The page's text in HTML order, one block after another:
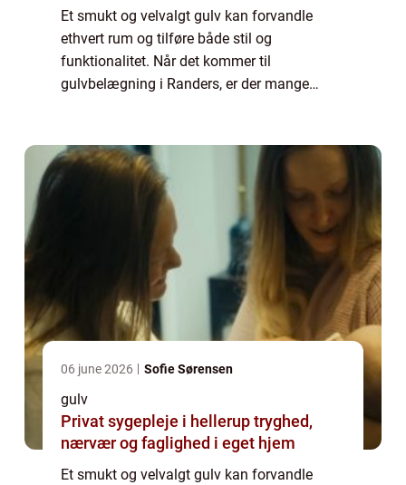
Et smukt og velvalgt gulv kan forvandle
ethvert rum og tilføre både stil og
funktionalitet. Når det kommer til
gulvbelægning i Randers, er der mange
06 june 2026 Sofie Sørensen
gulv
Privat sygepleje i hellerup tryghed,
nærvær og faglighed i eget hjem
Et smukt og velvalgt gulv kan forvandle